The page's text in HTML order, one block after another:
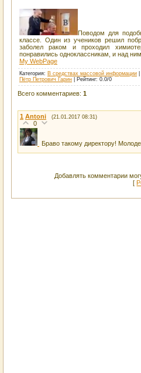
Поводом для
классе. Один из учеников решил
заболел раком и проходил
понравились одноклассникам, и над
My WebPage
Категория: В средствах массовой информации
Пётр Петрович Гарин
Рейтинг: 0.0/0
Всего комментариев: 1
1 Antoni (21.01.2017 08:31)
0
Браво такому директору!
Добавлять комментарии
[